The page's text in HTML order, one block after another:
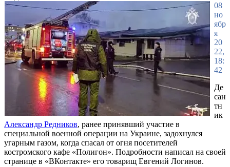
08
но
ябр
я
20
22,
18:
42
Де
сан
тн
ик
Александр Редников, ранее принявший участие в
специальной военной операции на Украине, задохнулся
угарным газом, когда спасал от огня посетителей
костромского кафе «Полигон». Подробности написал на своей
странице в «ВКонтакте» его товарищ Евгений Логинов.